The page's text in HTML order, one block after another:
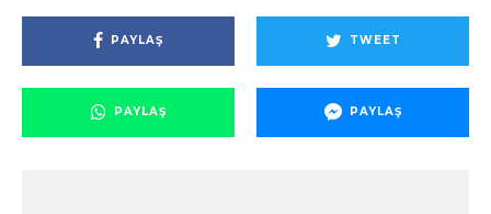
PAYLAŞ TWEET
PAYLAŞ PAYLAŞ